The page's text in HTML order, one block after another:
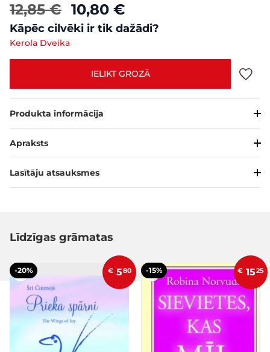
12,85 € 10,80 €
Kāpēc cilvēki ir tik dažādi?
Kerola Dveika
IELIKT GROZĀ
Produkta informācija
Apraksts
Lasītāju atsauksmes
Līdzīgas grāmatas
-20% € 580 -15% € 1525